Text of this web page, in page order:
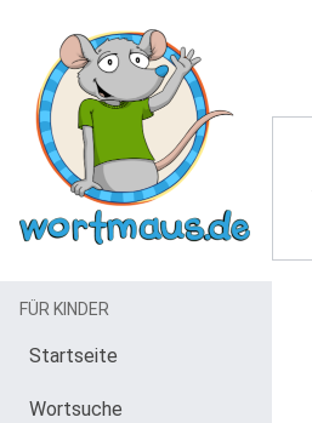
FÜR KINDER
Startseite
Wortsuche